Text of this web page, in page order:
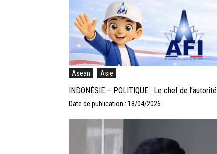
Asean Asie
INDONÉSIE – POLITIQUE : Le chef de
Date de publication : 18/04/2026